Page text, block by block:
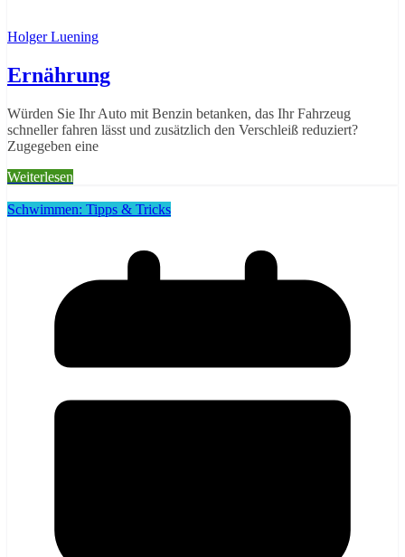
Holger Luening
Ernährung
Würden Sie Ihr Auto mit Benzin betanken, das Ihr Fahrzeug
schneller fahren lässt und zusätzlich den Verschleiß reduziert?
Zugegeben eine
Weiterlesen
Schwimmen: Tipps & Tricks